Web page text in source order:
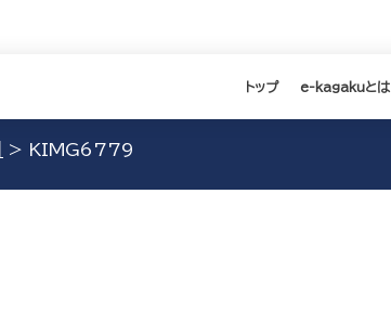
トップ e-kagakuとは
> KIMG6779